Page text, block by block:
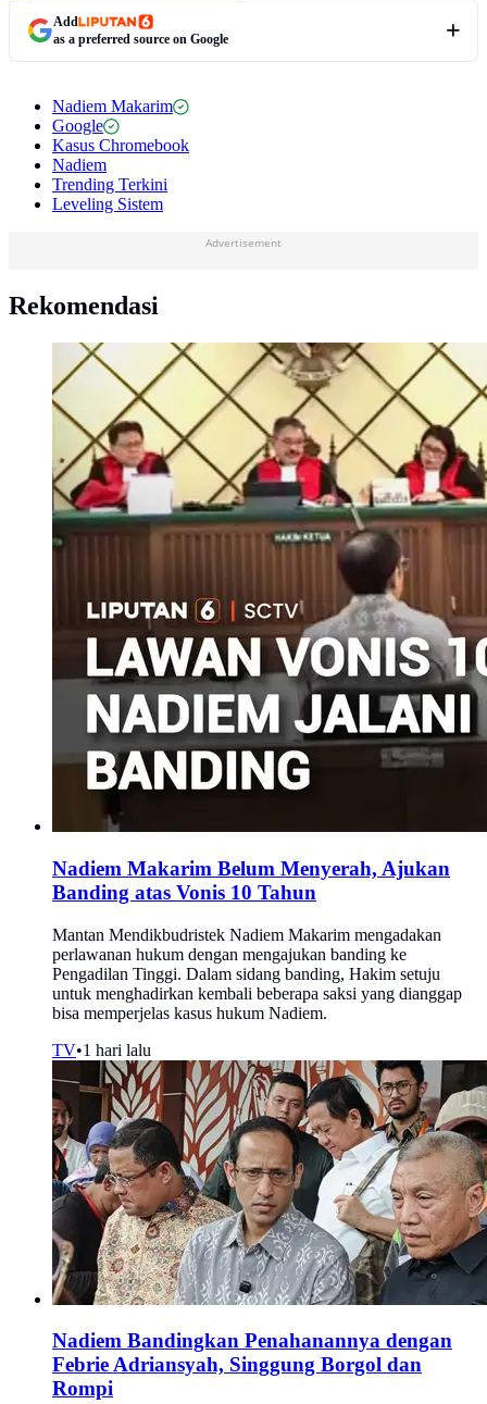
Add
as a preferred source on Google
Nadiem Makarim
Google
Kasus Chromebook
Nadiem
Trending Terkini
Leveling Sistem
Advertisement
Rekomendasi
Nadiem Makarim Belum Menyerah, Ajukan
Banding atas Vonis 10 Tahun
Mantan Mendikbudristek Nadiem Makarim mengadakan
perlawanan hukum dengan mengajukan banding ke
Pengadilan Tinggi. Dalam sidang banding, Hakim setuju
untuk menghadirkan kembali beberapa saksi yang dianggap
bisa memperjelas kasus hukum Nadiem.
TV•1 hari lalu
Nadiem Bandingkan Penahanannya dengan
Febrie Adriansyah, Singgung Borgol dan
Rompi